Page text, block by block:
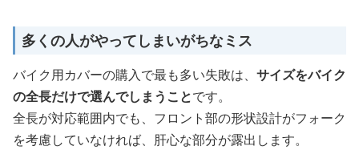
多くの人がやってしまいがちなミス
バイク用カバーの購入で最も多い失敗は、 サイズをバイク
の全長だけで選んでしまうことです。
全長が対応範囲内でも、フロント部の形状設計がフォーク
を考慮していなければ、肝心な部分が露出します。